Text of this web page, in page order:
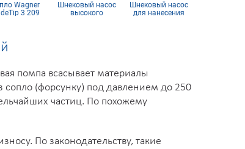
Wagner
3 209
Шнековый насос
высокого
Шнековый насос
для нанесения
помпа всасывает материалы
сопло (форсунку) под давлением до 250
частиц. По похожему
По законодательству, такие